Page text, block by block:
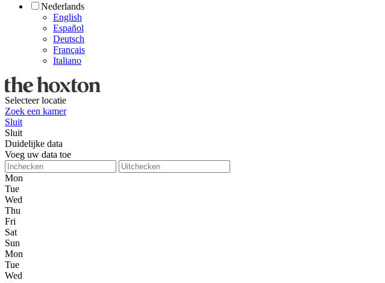
Nederlands
English
Español
Deutsch
Français
Italiano
Selecteer locatie
Zoek een kamer
Sluit
Sluit
Duidelijke data
Voeg uw data toe
Mon
Tue
Wed
Thu
Fri
Sat
Sun
Mon
Tue
Wed